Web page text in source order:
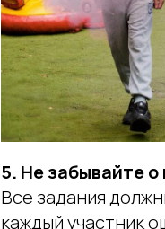
5. Не забывайте
Все задания
каждый участник